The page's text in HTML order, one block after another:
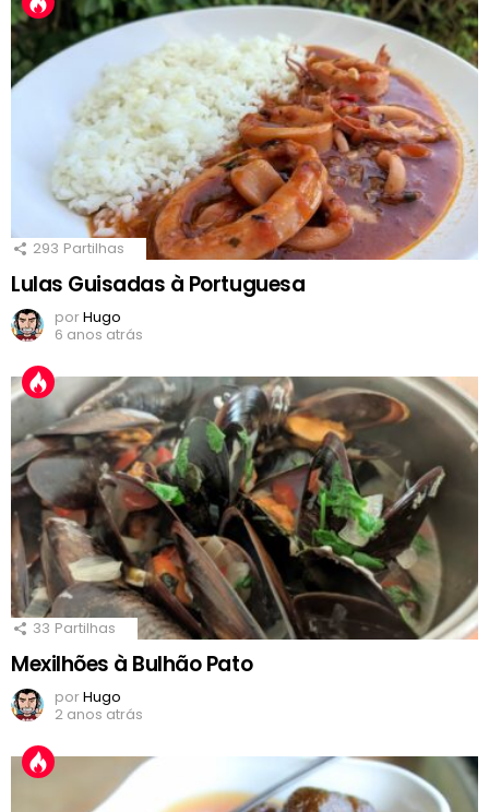
293 Partilhas
Lulas Guisadas à Portuguesa
porHugo
6 anos atrás
33 Partilhas
Mexilhões à Bulhão Pato
porHugo
2 anos atrás